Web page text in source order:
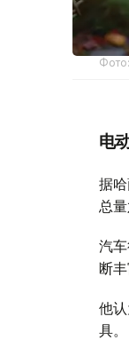
电
据
总
汽
断
他
具。